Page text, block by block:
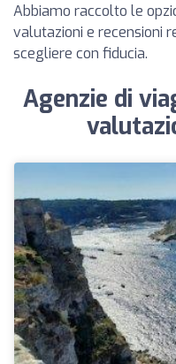
Abbiamo raccolto le
valutazioni e recensioni
scegliere con fiducia.
Agenzie di